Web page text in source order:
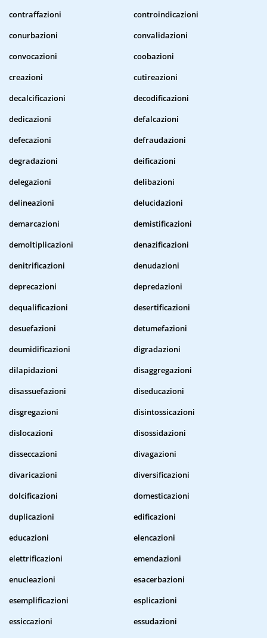
contraffazioni
controindicazioni
conurbazioni
convalidazioni
convocazioni
coobazioni
creazioni
cutireazioni
decalcificazioni
decodificazioni
dedicazioni
defalcazioni
defecazioni
defraudazioni
degradazioni
deificazioni
delegazioni
delibazioni
delineazioni
delucidazioni
demarcazioni
demistificazioni
demoltiplicazioni
denazificazioni
denitrificazioni
denudazioni
deprecazioni
depredazioni
dequalificazioni
desertificazioni
desuefazioni
detumefazioni
deumidificazioni
digradazioni
dilapidazioni
disaggregazioni
disassuefazioni
diseducazioni
disgregazioni
disintossicazioni
dislocazioni
disossidazioni
disseccazioni
divagazioni
divaricazioni
diversificazioni
dolcificazioni
domesticazioni
duplicazioni
edificazioni
educazioni
elencazioni
elettrificazioni
emendazioni
enucleazioni
esacerbazioni
esemplificazioni
esplicazioni
essiccazioni
essudazioni